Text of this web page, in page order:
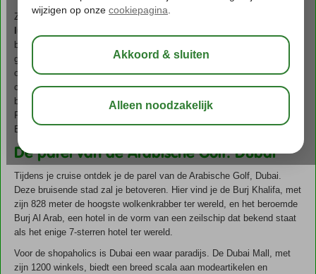
Zoek je een unieke ervaring voor je vakantie? Overweeg dan een
begroet door de adembenemende kustlijn, bezaaid met torenhoge
gebouwen en prachtige stranden. Deze aanblik alleen al maakt de reis
onvergetelijk. Met zijn veelzijdige aanbod is Dubai de ideale
cruisebestemming. Tijdens je Dubai cruise bezoek je ook andere
boeiende bestemmingen zoals Abu Dhabi, Oman en Qatar. Bij Stip
Reizen heb je de keuze uit een breed scala aan cruises naar Dubai.
Bekijk ons actuele aanbod en boek direct online!
De parel van de Arabische Golf: Dubai
Tijdens je cruise ontdek je de parel van de Arabische Golf, Dubai.
Deze bruisende stad zal je betoveren. Hier vind je de Burj Khalifa, met
zijn 828 meter de hoogste wolkenkrabber ter wereld, en het beroemde
Burj Al Arab, een hotel in de vorm van een zeilschip dat bekend staat
als het enige 7-sterren hotel ter wereld.
Voor de shopaholics is Dubai een waar paradijs. De Dubai Mall, met
zijn 1200 winkels, biedt een breed scala aan modeartikelen en